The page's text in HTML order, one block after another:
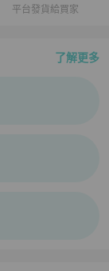
平台發貨給買家
了解更多
紹